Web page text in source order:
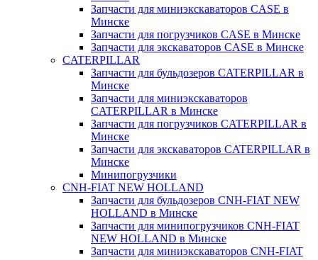
Запчасти для миниэкскаваторов CASE в
Минске
Запчасти для погрузчиков CASE в Минске
Запчасти для экскаваторов CASE в Минске
CATERPILLAR
Запчасти для бульдозеров CATERPILLAR в
Минске
Запчасти для миниэкскаваторов
CATERPILLAR в Минске
Запчасти для погрузчиков CATERPILLAR в
Минске
Запчасти для экскаваторов CATERPILLAR в
Минскe
Минипогрузчики
CNH-FIAT NEW HOLLAND
Запчасти для бульдозеров CNH-FIAT NEW
HOLLAND в Минске
Запчасти для минипогрузчиков CNH-FIAT
NEW HOLLAND в Минске
Запчасти для миниэкскаваторов CNH-FIAT